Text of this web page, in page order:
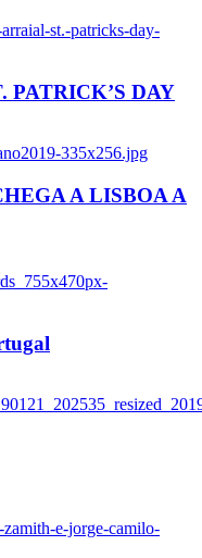
st.-patricks-day-
PATRICK’S DAY
335x256.jpg
A LISBOA A
e-jorge-camilo-